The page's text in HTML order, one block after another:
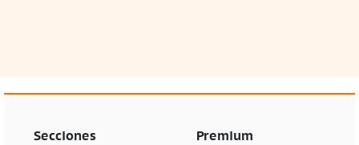
Secciones Premium